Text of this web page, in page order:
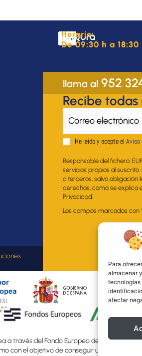
Para
almacenar
tecnologías
afectar
Horario:
De 09:30 h a 18:30
llama al952
Recibe
He leido y acepto el Aviso
Responsable del fichero:
servicios propios al
a terceros, salvo obligación
derechos, como se explica
Privacidad.
Los campos marcados con
través del Fondo Europeo de Desarrollo
con el objetivo de conseguir un tejido